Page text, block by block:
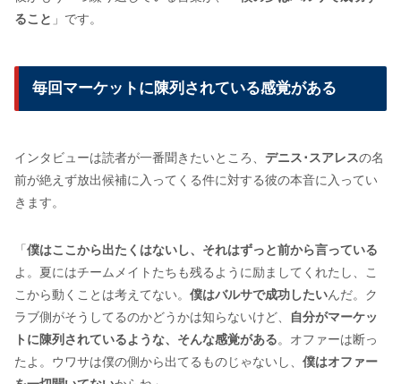
ること 」です。
毎回マーケットに陳列されている感覚がある
インタビューは読者が一番聞きたいところ、 デニス･スアレスの名
前が絶えず放出候補に入ってくる件に対する彼の本音に入ってい
きます。
「 僕はここから出たくはないし、それはずっと前から言っている
よ。夏にはチームメイトたちも残るように励ましてくれたし、こ
こから動くことは考えてない。 僕はバルサで成功したいんだ。ク
ラブ側がそうしてるのかどうかは知らないけど、
自分がマーケッ
トに陳列されているような、そんな感覚がある。オファーは断っ
たよ。ウワサは僕の側から出てるものじゃないし、 僕はオファー